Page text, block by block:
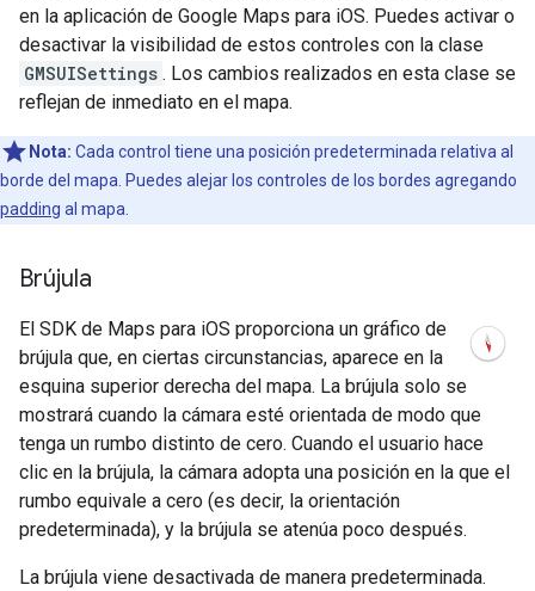
en la aplicación de Google Maps para iOS. Puedes activar o
desactivar la visibilidad de estos controles con la clase
GMSUISettings . Los cambios realizados en esta clase se
reflejan de inmediato en el mapa.
Nota: Cada control tiene una posición predeterminada relativa al
borde del mapa. Puedes alejar los controles de los bordes agregando
padding al mapa.
Brújula
El SDK de Maps para iOS proporciona un gráfico de
brújula que, en ciertas circunstancias, aparece en la
esquina superior derecha del mapa. La brújula solo se
mostrará cuando la cámara esté orientada de modo que
tenga un rumbo distinto de cero. Cuando el usuario hace
clic en la brújula, la cámara adopta una posición en la que el
rumbo equivale a cero (es decir, la orientación
predeterminada), y la brújula se atenúa poco después.
La brújula viene desactivada de manera predeterminada.